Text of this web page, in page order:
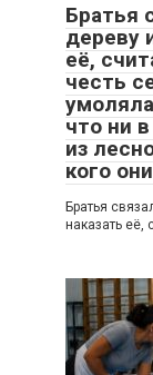
Братья
дереву
её,
честь
что ни
из
кого
Братья
наказать её,